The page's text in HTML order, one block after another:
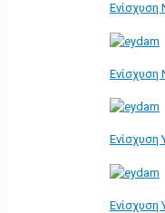
Ενίσχυση
Ενίσχυση